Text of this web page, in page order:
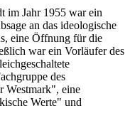
im Jahr 1955 war ein
an das ideologische
eine Öffnung für die
war ein Vorläufer des
des
Westmark", eine
Werte" und